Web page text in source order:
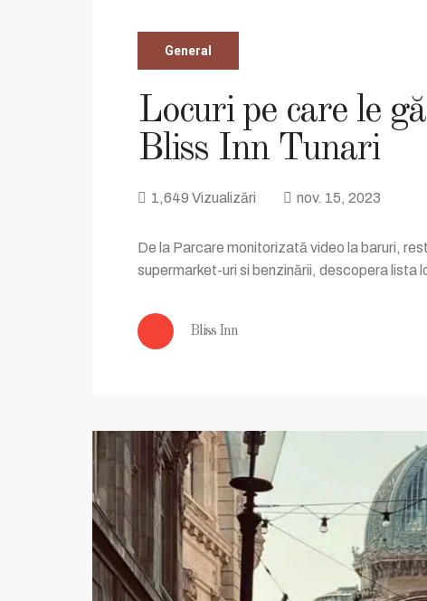
General
Locuri pe care le
Bliss Inn Tunari
1,649 Vizualizări nov. 15, 2023
De la Parcare monitorizată video la baruri,
supermarket-uri si benzinării, descopera lista
Bliss Inn